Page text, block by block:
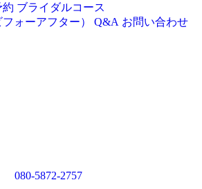
約 ブライダルコース
ォーアフター）
Q&A お問い合わせ
080-5872-2757